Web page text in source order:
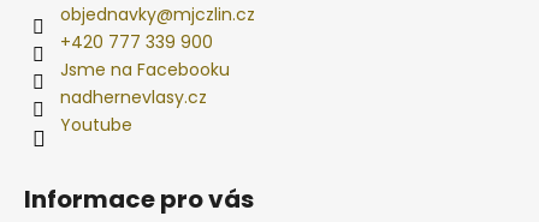
objednavky@mjczlin.cz
+420 777 339 900
Jsme na Facebooku
nadhernevlasy.cz
Youtube
Informace pro vás